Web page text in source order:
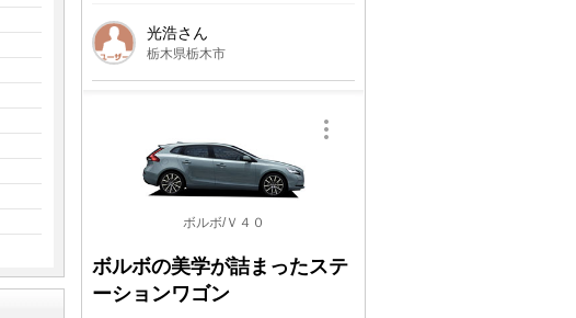
光浩さん
栃木県栃木市
ボルボ/Ｖ４０
ボルボの美学が詰まったステ
ーションワゴン